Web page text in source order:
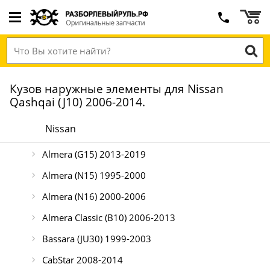
Кузов наружные элементы для Nissan
Qashqai (J10) 2006-2014.
Nissan
Almera (G15) 2013-2019
Almera (N15) 1995-2000
Almera (N16) 2000-2006
Almera Classic (B10) 2006-2013
Bassara (JU30) 1999-2003
CabStar 2008-2014